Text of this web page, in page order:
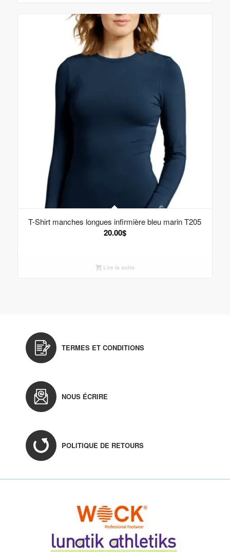
T-Shirt manches longues infirmière bleu marin T205
20.00$
Lire la suite
TERMES ET CONDITIONS
NOUS ÉCRIRE
POLITIQUE DE RETOURS